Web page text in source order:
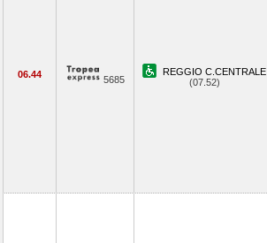
06.44 5685
REGGIO C.CENTRALE
(07.52)